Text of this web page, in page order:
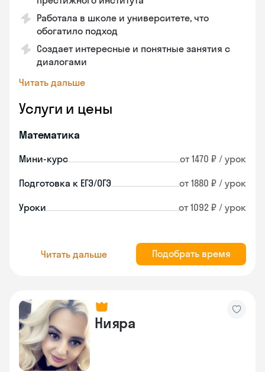
Работала в школе и университете, что
обогатило подход
Создает интересные и понятные занятия с
диалогами
Читать дальше
Услуги и цены
Математика
Мини-курс от 1470 ₽ / урок
Подготовка к ЕГЭ/ОГЭ от 1880 ₽ / урок
Уроки от 1092 ₽ / урок
Читать дальше Подобрать время
Нияра